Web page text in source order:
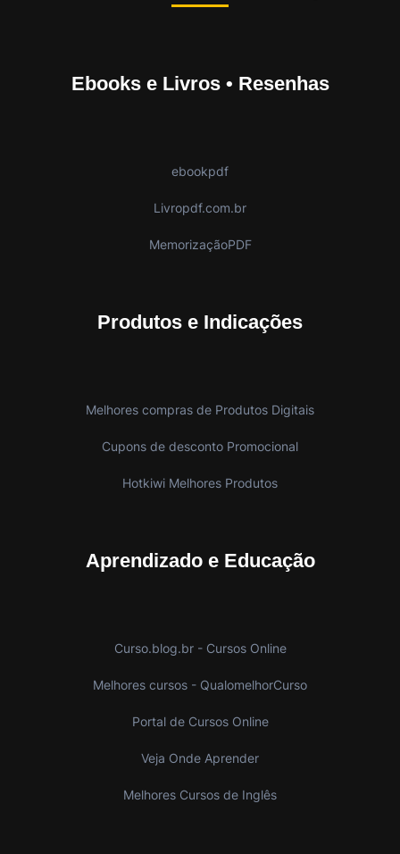
Ebooks e Livros • Resenhas
ebookpdf
Livropdf.com.br
MemorizaçãoPDF
Produtos e Indicações
Melhores compras de Produtos Digitais
Cupons de desconto Promocional
Hotkiwi Melhores Produtos
Aprendizado e Educação
Curso.blog.br - Cursos Online
Melhores cursos - QualomelhorCurso
Portal de Cursos Online
Veja Onde Aprender
Melhores Cursos de Inglês